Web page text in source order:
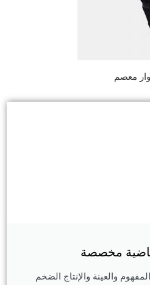
معصم
مخصصة
والعينة والإنتاج الضخم